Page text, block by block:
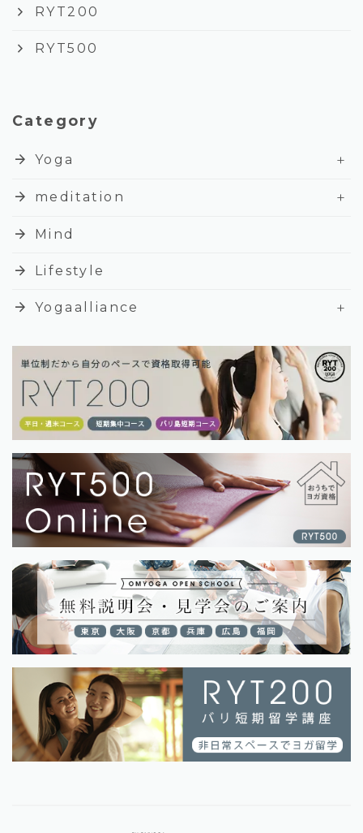
keyboard_arrow_right RYT200
keyboard_arrow_right RYT500
Category
arrow_forward Yoga
+
arrow_forward
meditation
+
arrow_forward
Mind
arrow_forward Lifestyle
arrow_forward Yogaalliance +